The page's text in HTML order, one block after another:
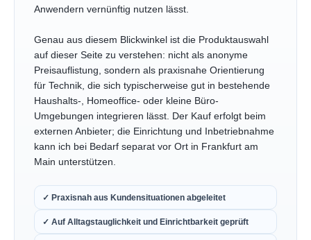
Anwendern vernünftig nutzen lässt.
Genau aus diesem Blickwinkel ist die Produktauswahl
auf dieser Seite zu verstehen: nicht als anonyme
Preisauflistung, sondern als praxisnahe Orientierung
für Technik, die sich typischerweise gut in bestehende
Haushalts-, Homeoffice- oder kleine Büro-
Umgebungen integrieren lässt. Der Kauf erfolgt beim
externen Anbieter; die Einrichtung und Inbetriebnahme
kann ich bei Bedarf separat vor Ort in Frankfurt am
Main unterstützen.
✓ Praxisnah aus Kundensituationen abgeleitet
✓ Auf Alltagstauglichkeit und Einrichtbarkeit geprüft